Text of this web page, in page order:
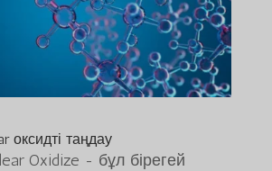
оксидті таңдау
Oxidize - бұл бірегей